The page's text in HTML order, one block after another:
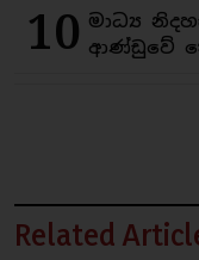
10 මාධ්‍ය
ආණ්ඩුවේ
Related